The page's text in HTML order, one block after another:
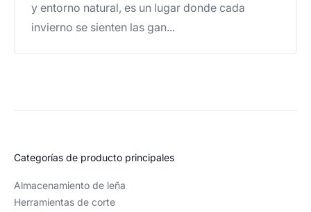
y entorno natural, es un lugar donde cada
invierno se sienten las gan...
Categorías de producto principales
Almacenamiento de leña
Herramientas de corte